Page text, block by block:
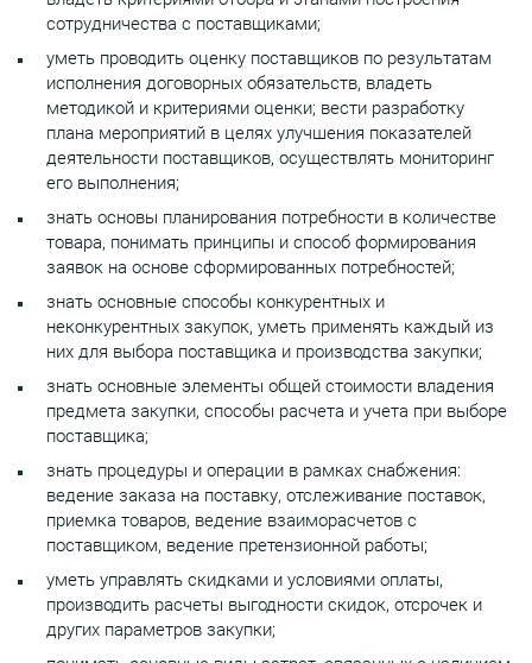
сотрудничества с поставщиками;
уметь проводить оценку поставщиков по результатам
исполнения договорных обязательств, владеть
методикой и критериями оценки; вести разработку
плана мероприятий в целях улучшения показателей
деятельности поставщиков, осуществлять мониторинг
его выполнения;
знать основы планирования потребности в количестве
товара, понимать принципы и способ формирования
заявок на основе сформированных потребностей;
знать основные способы конкурентных и
неконкурентных закупок, уметь применять каждый из
них для выбора поставщика и производства закупки;
знать основные элементы общей стоимости владения
предмета закупки, способы расчета и учета при выборе
поставщика;
знать процедуры и операции в рамках снабжения:
ведение заказа на поставку, отслеживание поставок,
приемка товаров, ведение взаиморасчетов с
поставщиком, ведение претензионной работы;
уметь управлять скидками и условиями оплаты,
производить расчеты выгодности скидок, отсрочек и
других параметров закупки;